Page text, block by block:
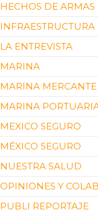
HECHOS DE ARMAS
INFRAESTRUCTURA
LA ENTREVISTA
MARINA
MARINA MERCANTE
MARINA
MEXICO SEGURO
MÉXICO SEGURO
NUESTRA SALUD
OPINIONES Y
PUBLI REPORTAJE